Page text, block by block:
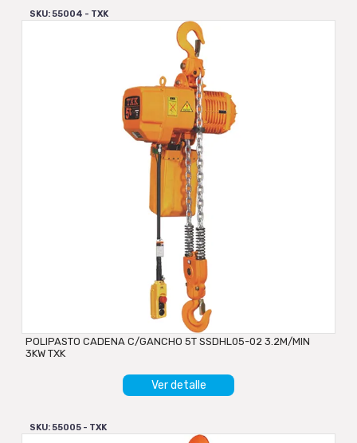
SKU: 55004 - TXK
POLIPASTO CADENA C/GANCHO 5T SSDHL05-02 3.2M/MIN
3KW TXK
Ver detalle
SKU: 55005 - TXK